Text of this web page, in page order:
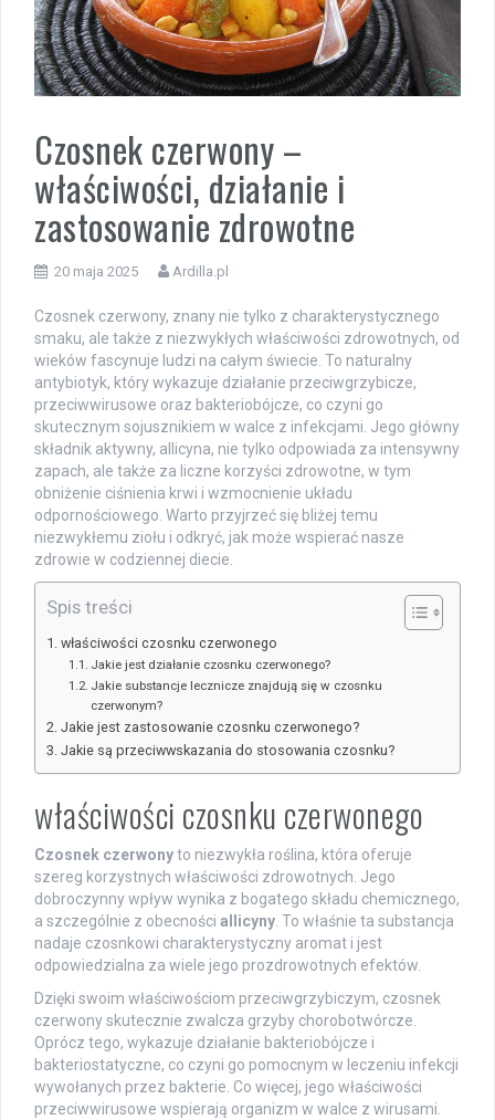
Czosnek czerwony –
właściwości, działanie i
zastosowanie zdrowotne
20 maja 2025 Ardilla.pl
Czosnek czerwony, znany nie tylko z charakterystycznego
smaku, ale także z niezwykłych właściwości zdrowotnych, od
wieków fascynuje ludzi na całym świecie. To naturalny
antybiotyk, który wykazuje działanie przeciwgrzybicze,
przeciwwirusowe oraz bakteriobójcze, co czyni go
skutecznym sojusznikiem w walce z infekcjami. Jego główny
składnik aktywny, allicyna, nie tylko odpowiada za intensywny
zapach, ale także za liczne korzyści zdrowotne, w tym
obniżenie ciśnienia krwi i wzmocnienie układu
odpornościowego. Warto przyjrzeć się bliżej temu
niezwykłemu ziołu i odkryć, jak może wspierać nasze
zdrowie w codziennej diecie.
Spis treści
właściwości czosnku czerwonego
Jakie jest działanie czosnku czerwonego?
Jakie substancje lecznicze znajdują się w czosnku
czerwonym?
Jakie jest zastosowanie czosnku czerwonego?
Jakie są przeciwwskazania do stosowania czosnku?
właściwości czosnku czerwonego
Czosnek czerwonyto niezwykła roślina, która oferuje
szereg korzystnych właściwości zdrowotnych. Jego
dobroczynny wpływ wynika z bogatego składu chemicznego,
a szczególnie z obecności allicyny . To właśnie ta substancja
nadaje czosnkowi charakterystyczny aromat i jest
odpowiedzialna za wiele jego prozdrowotnych efektów.
Dzięki swoim właściwościom przeciwgrzybiczym, czosnek
czerwony skutecznie zwalcza grzyby chorobotwórcze.
Oprócz tego, wykazuje działanie bakteriobójcze i
bakteriostatyczne, co czyni go pomocnym w leczeniu infekcji
wywołanych przez bakterie. Co więcej, jego właściwości
przeciwwirusowe wspierają organizm w walce z wirusami.